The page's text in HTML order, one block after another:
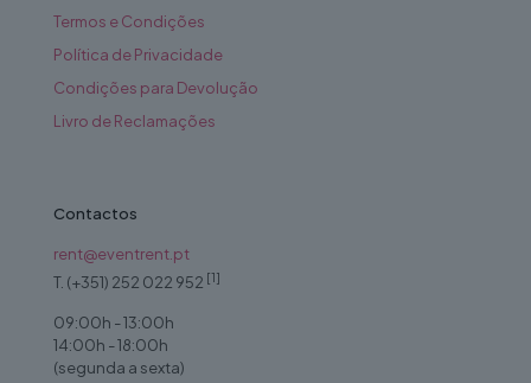
Termos e Condições
Política de Privacidade
Condições para Devolução
Livro de Reclamações
Contactos
rent@eventrent.pt
T. (+351) 252 022 952 [1]
09:00h - 13:00h
14:00h - 18:00h
(segunda a sexta)